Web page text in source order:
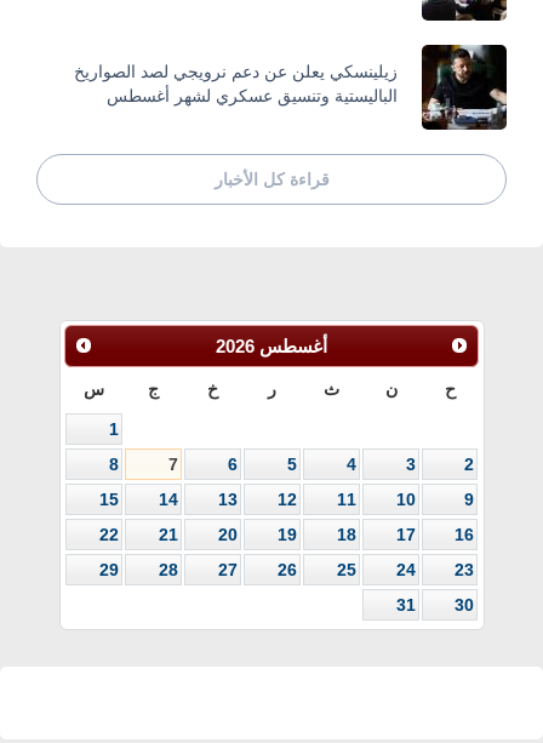
زيلينسكي يعلن عن دعم نرويجي لصد الصواريخ
الباليستية وتنسيق عسكري لشهر أغسطس
قراءة كل الأخبار
أغسطس 2026
ح ن ث ر خ ج س
1
2
3
4
5
6
7
8
9
10
11
12
13
14
15
16
17
18
19
20
21
22
23
24
25
26
27
28
29
30
31